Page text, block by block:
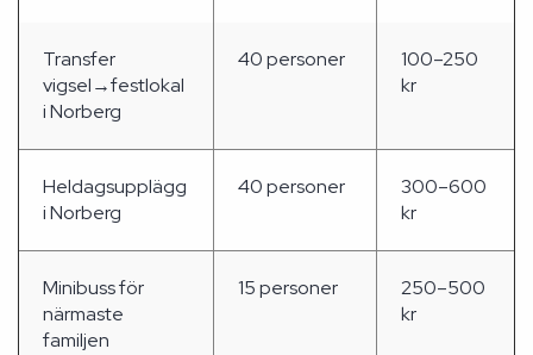
Transfer
vigsel→festlokal
i Norberg
40 personer
100–250
kr
Heldagsupplägg
i Norberg
40 personer
300–600
kr
Minibuss för
närmaste
familjen
15 personer
250–500
kr